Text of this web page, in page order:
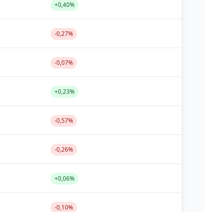
+0,40%
-0,27%
-0,07%
+0,23%
-0,57%
-0,26%
+0,06%
-0,10%